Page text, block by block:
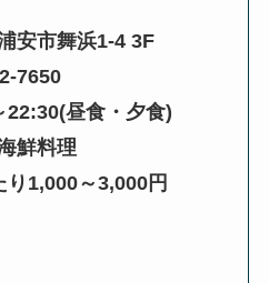
市舞浜1-4 3F
7650
22:30(昼食・夕食)
鮮料理
～3,000円